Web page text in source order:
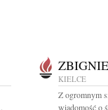
KIELCE
Z ogromnym
wiadomość o